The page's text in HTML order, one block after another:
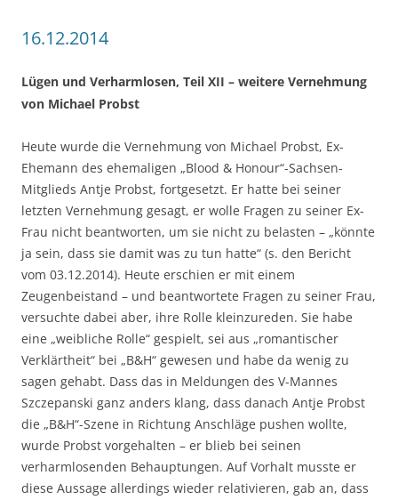
16.12.2014
Lügen und Verharmlosen, Teil XII – weitere Vernehmung
von Michael Probst
Heute wurde die Vernehmung von Michael Probst, Ex-
Ehemann des ehemaligen „Blood & Honour“-Sachsen-
Mitglieds Antje Probst, fortgesetzt. Er hatte bei seiner
letzten Vernehmung gesagt, er wolle Fragen zu seiner Ex-
Frau nicht beantworten, um sie nicht zu belasten – „könnte
ja sein, dass sie damit was zu tun hatte“ (s. den Bericht
vom 03.12.2014). Heute erschien er mit einem
Zeugenbeistand – und beantwortete Fragen zu seiner Frau,
versuchte dabei aber, ihre Rolle kleinzureden. Sie habe
eine „weibliche Rolle“ gespielt, sei aus „romantischer
Verklärtheit“ bei „B&H“ gewesen und habe da wenig zu
sagen gehabt. Dass das in Meldungen des V-Mannes
Szczepanski ganz anders klang, dass danach Antje Probst
die „B&H“-Szene in Richtung Anschläge pushen wollte,
wurde Probst vorgehalten – er blieb bei seinen
verharmlosenden Behauptungen. Auf Vorhalt musste er
diese Aussage allerdings wieder relativieren, gab an, dass